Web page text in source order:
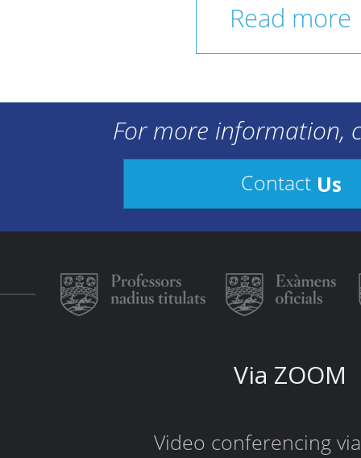
Read more
For more information,
Contact Us
Via ZOOM
Video conferencing